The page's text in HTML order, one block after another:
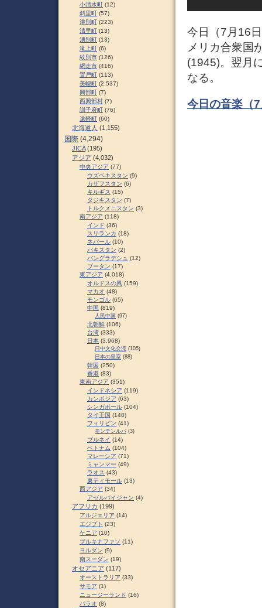
今日（7月16
メリカ合衆国
(1945)。翌月
なる。
今日の音楽（
小清水町 (12)
斜里町 (57)
津別町 (223)
清里町 (13)
湧別町 (13)
滝上町 (6)
紋別市 (126)
網走市 (416)
置戸町 (113)
美幌町 (2,537)
興部町 (7)
西興部村 (7)
訓子府町 (76)
遠軽町 (60)
北海道人 (1,155)
国際 (4,294)
JICA(195)
アジア (4,032)
中央アジア (77)
ウズベキスタン (9)
カザフスタン (6)
キルギス (15)
タジキスタン (7)
トルクメニスタン (3)
南アジア (118)
インド (36)
スリランカ (18)
ネパール (10)
パキスタン (2)
バングラデシュ (12)
ブータン (17)
東アジア (4,018)
オルドスの風 (159)
マカオ (48)
モンゴル (65)
中国 (819)
人民中国 (97)
北朝鮮 (106)
台湾 (333)
日本 (3,968)
日中文化交流 (105)
日本の皇室 (88)
韓国 (250)
香港 (83)
東南アジア (351)
インドネシア (119)
カンボジア (63)
シンガポール (104)
タイ王国 (140)
フィリピン (41)
モンテンルパ (3)
ブルネイ (14)
ベトナム (104)
マレーシア (71)
ミャンマー (49)
ラオス (43)
東ティモール (13)
西アジア (34)
アゼルバイジャン (4)
アフリカ (199)
アルジェリア (14)
エジプト (23)
ケニア (10)
ブルキナファソ (11)
ヨルダン (9)
南スーダン (19)
オセアニア (117)
オーストラリア (33)
サモア (1)
ニュージーランド (16)
パラオ (8)